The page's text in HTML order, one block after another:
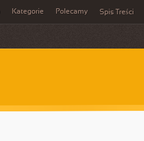
Kategorie Polecamy Spis Treści